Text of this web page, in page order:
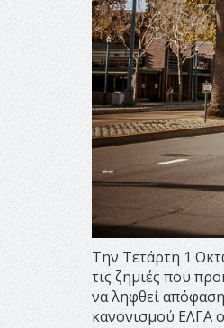
Την Τετάρτη 1
τις ζημιές που
να ληφθεί
κανονισμού ΕΛΓΑ